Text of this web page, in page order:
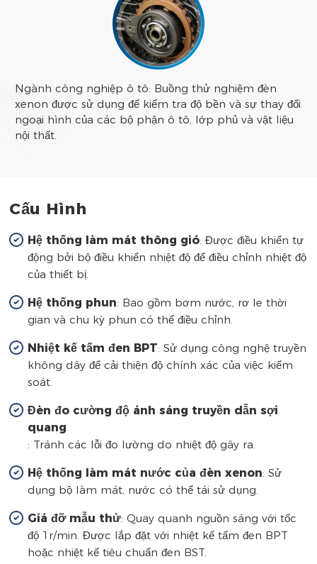
Ngành công nghiệp ô tô: Buồng thử nghiệm đèn
xenon được sử dụng để kiểm tra độ bền và sự thay đổi
ngoại hình của các bộ phận ô tô, lớp phủ và vật liệu
nội thất.
Cấu Hình
Hệ thống làm mát thông gió: Được điều khiển tự
động bởi bộ điều khiển nhiệt độ để điều chỉnh nhiệt độ
của thiết bị.
Hệ thống phun: Bao gồm bơm nước, rơ le thời
gian và chu kỳ phun có thể điều chỉnh.
Nhiệt kế tấm đen BPT: Sử dụng công nghệ truyền
không dây để cải thiện độ chính xác của việc kiểm
soát.
Đèn đo cường độ ánh sáng truyền dẫn sợi
quang
: Tránh các lỗi đo lường do nhiệt độ gây ra.
Hệ thống làm mát nước của đèn xenon: Sử
dụng bộ làm mát, nước có thể tái sử dụng.
Giá đỡ mẫu thử: Quay quanh nguồn sáng với tốc
độ 1r/min. Được lắp đặt với nhiệt kế tấm đen BPT
hoặc nhiệt kế tiêu chuẩn đen BST.